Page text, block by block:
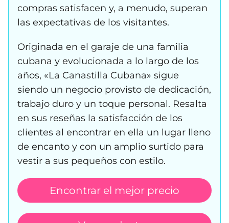
compras satisfacen y, a menudo, superan
las expectativas de los visitantes.
Originada en el garaje de una familia
cubana y evolucionada a lo largo de los
años, «La Canastilla Cubana» sigue
siendo un negocio provisto de dedicación,
trabajo duro y un toque personal. Resalta
en sus reseñas la satisfacción de los
clientes al encontrar en ella un lugar lleno
de encanto y con un amplio surtido para
vestir a sus pequeños con estilo.
Encontrar el mejor precio